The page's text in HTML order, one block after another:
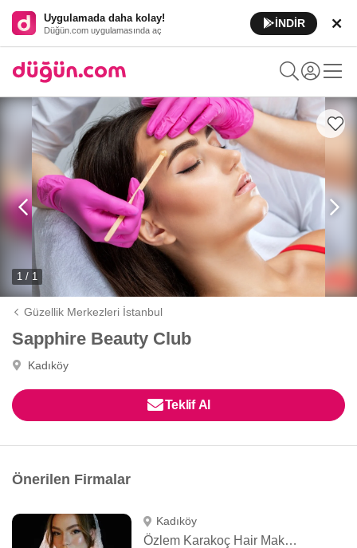
Uygulamada daha kolay!
Düğün.com uygulamasında aç
İNDİR
1 / 1
Güzellik Merkezleri İstanbul
Sapphire Beauty Club
Kadıköy
Teklif Al
Önerilen Firmalar
Kadıköy
Özlem Karakoç Hair Make Up Artist